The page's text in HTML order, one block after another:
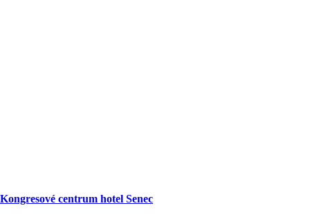
Kongresové centrum hotel Senec